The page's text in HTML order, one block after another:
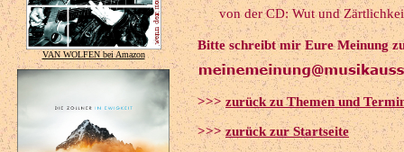
VAN WOLFEN bei Amazon
von der CD: Wut und
Bitte schreibt mir Eure Meinung
>>>zurück zu Themen und
>>>zurück zur Startseite